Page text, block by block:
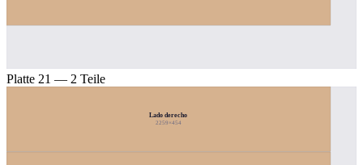
Platte 21 — 2 Teile
Lado derecho
2259×454